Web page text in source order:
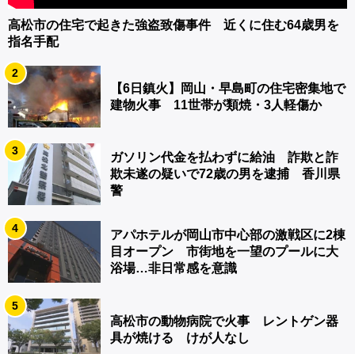
高松市の住宅で起きた強盗致傷事件 近くに住む64歳男を
指名手配
2
【6日鎮火】岡山・早島町の住宅密集地で
建物火事 11世帯が類焼・3人軽傷か
3
ガソリン代金を払わずに給油 詐欺と詐
欺未遂の疑いで72歳の男を逮捕 香川県
警
4
アパホテルが岡山市中心部の激戦区に2棟
目オープン 市街地を一望のプールに大
浴場…非日常感を意識
5
高松市の動物病院で火事 レントゲン器
具が焼ける けが人なし